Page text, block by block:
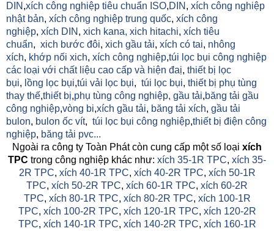
DIN ,xích công nghiệp tiêu chuẩn ISO,DIN , xích công nghiệp
nhật bản, xích công nghiệp trung quốc, xích công
nghiệp, xích DIN , xich kana, xich hitachi, xích tiêu
chuẩn, xich bước đôi, xich gầu tải, xích có tai, nhông
xích, khớp nối xich, xích công nghiệp,túi lọc bụi công nghiệp
các loại với chất liệu cao cấp và hiện đaị, thiết bị lọc
bụi, lồng lọc bụi,túi vải lọc bụi, túi lọc bụi, thiết bị phụ tùng
thay thế,thiết bị,phụ tùng công nghiệp, gầu tải,băng tải gầu
công nghiệp,vòng bi,xích gầu tải, băng tải xích, gầu tải
bulon, bulon ốc vít, túi lọc bụi công nghiệp,thiết bị điện công
nghiệp, băng tải pvc...
Ngoài ra công ty Toàn Phát còn cung cấp một số loại xích
TPC trong công nghiệp khác như: xích 35-1R TPC, xích 35-
2R TPC, xích 40-1R TPC, xích 40-2R TPC, xích 50-1R
TPC, xích 50-2R TPC, xích 60-1R TPC, xích 60-2R
TPC, xích 80-1R TPC, xích 80-2R TPC, xích 100-1R
TPC, xích 100-2R TPC, xích 120-1R TPC, xích 120-2R
TPC, xích 140-1R TPC, xích 140-2R TPC, xích 160-1R